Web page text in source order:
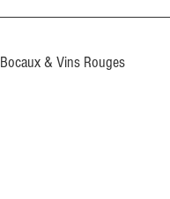
Bocaux & Vins Rouges